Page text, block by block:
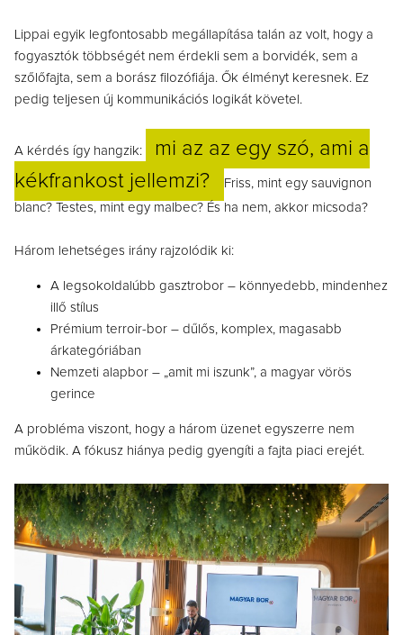
Lippai egyik legfontosabb megállapítása talán az volt, hogy a
fogyasztók többségét nem érdekli sem a borvidék, sem a
szőlőfajta, sem a borász filozófiája. Ők élményt keresnek. Ez
pedig teljesen új kommunikációs logikát követel.
A kérdés így hangzik:
mi az az egy szó, ami a
kékfrankost jellemzi?
Friss, mint egy sauvignon
blanc? Testes, mint egy malbec? És ha nem, akkor micsoda?
Három lehetséges irány rajzolódik ki:
A legsokoldalúbb gasztrobor – könnyedebb, mindenhez
illő stílus
Prémium terroir-bor – dűlős, komplex, magasabb
árkategóriában
Nemzeti alapbor – „amit mi iszunk”, a magyar vörös
gerince
A probléma viszont, hogy a három üzenet egyszerre nem
működik. A fókusz hiánya pedig gyengíti a fajta piaci erejét.